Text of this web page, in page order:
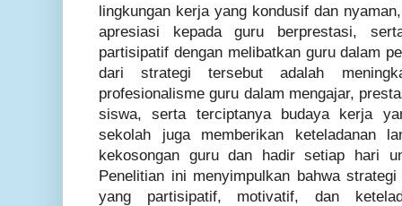
lingkungan kerja yang kondusif dan
apresiasi kepada guru berprestasi,
partisipatif dengan melibatkan guru dalam
dari strategi tersebut adalah
profesionalisme guru dalam mengajar,
siswa, serta terciptanya budaya kerja
sekolah juga memberikan keteladanan
kekosongan guru dan hadir setiap hari
Penelitian ini menyimpulkan bahwa
yang partisipatif, motivatif, dan